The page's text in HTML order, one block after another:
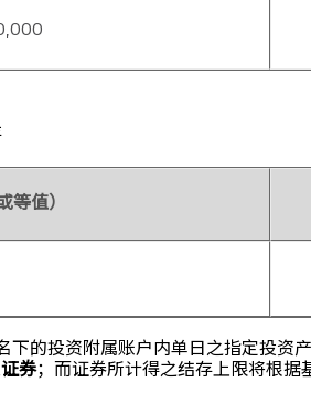
等值）
的投资附属账户内单日之指定投资
证券；而证券所计得之结存上限将根据